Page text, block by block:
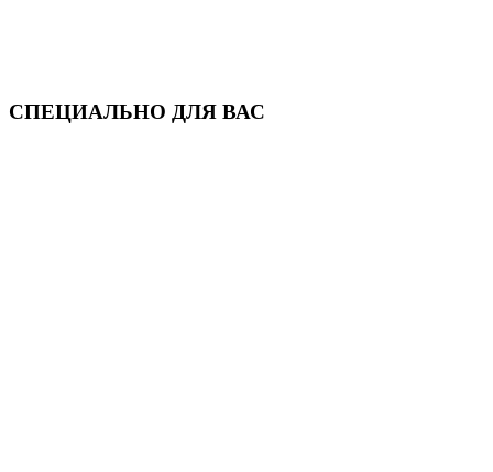
СПЕЦИАЛЬНО ДЛЯ ВАС